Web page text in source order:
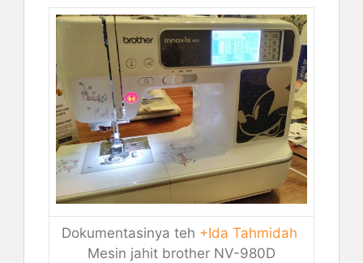
Dokumentasinya teh +Ida Tahmidah
Mesin jahit brother NV-980D